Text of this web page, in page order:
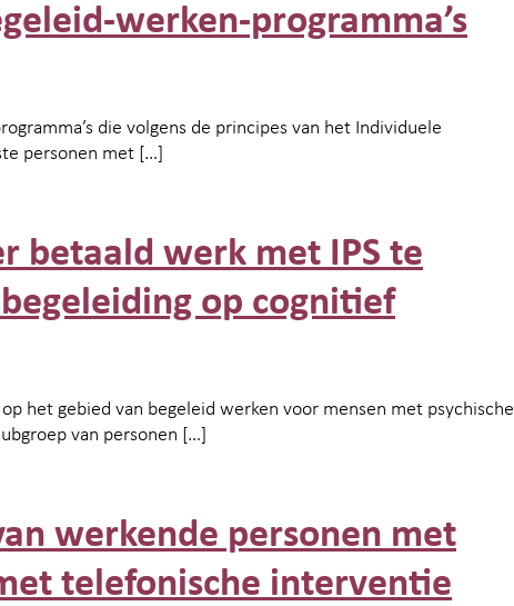
werken-programma’s
die volgens de principes van het Individuele
personen met […]
betaald werk met IPS te
op cognitief
het gebied van begeleid werken voor mensen met psychische
van personen […]
werkende personen met
telefonische interventie